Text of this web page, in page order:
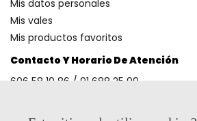
Contacto Y Horario De Atención
606 58 10 86 / 91 688 25 99
Mis datos personales
Mis vales
Mis productos favoritos